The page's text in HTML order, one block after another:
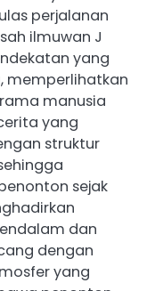
perjalanan
ilmuwan J
yang
memperlihatkan
manusia
yang
struktur
sejak
dan
dengan
yang